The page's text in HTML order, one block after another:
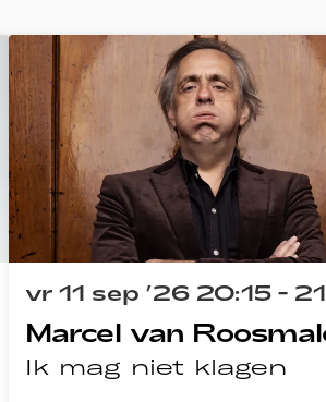
Marcel van
Ik mag niet klagen
vr 11 sep ’26 20:15 -